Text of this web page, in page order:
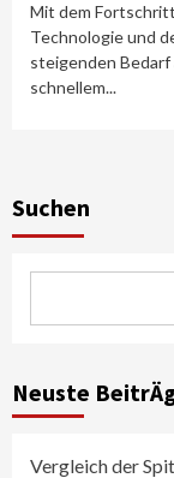
Mit dem
Technologie und
steigenden Bedarf
schnellem...
Suchen
Neuste
Vergleich der